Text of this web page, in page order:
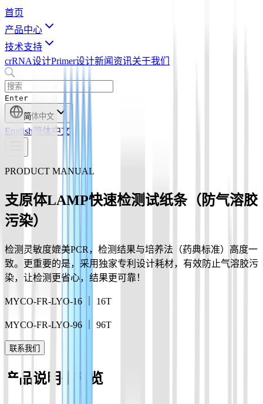
首页
产品中心
技术支持
crRNA设计Primer设计新闻资讯关于我们
Enter
简体中文
English 简体中文
PRODUCT MANUAL
支原体LAMP快速检测试纸条（防气溶胶
污染）
检测灵敏度媲美PCR，检测结果与培养法（药典标准）高度一
致。更重要的是，采用独家专利设计耗材，有效防止气溶胶污
染，让检测更省心，结果更可靠！
MYCO-FR-LYO-16 ｜ 16T
MYCO-FR-LYO-96 ｜ 96T
联系我们
产品说明书预览